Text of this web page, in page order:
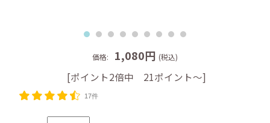
価格: 1,080円 (税込)
[ポイント2倍中 21ポイント～]
17件